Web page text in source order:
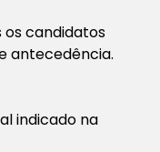
os candidatos
antecedência.
indicado na